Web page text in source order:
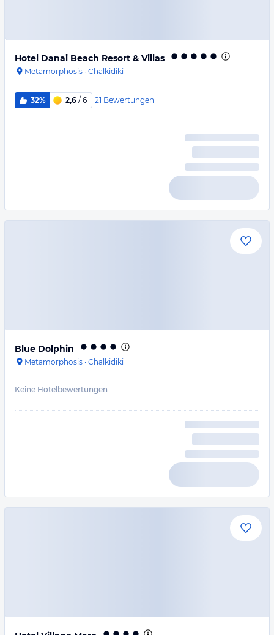
Hotel Danai Beach Resort & Villas
Metamorphosis · Chalkidiki
32% 2,6 / 6 21 Bewertungen
Blue Dolphin
Metamorphosis · Chalkidiki
Keine Hotelbewertungen